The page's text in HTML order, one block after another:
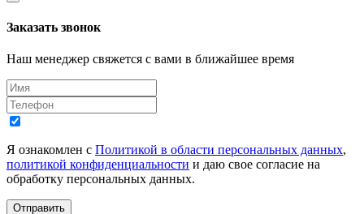
Заказать звонок
Наш менеджер свяжется с вами в ближайшее время
Я ознакомлен с Политикой в области персональных данных,
политикой конфиденциальности и даю свое согласие на
обработку персональных данных.
Отправить